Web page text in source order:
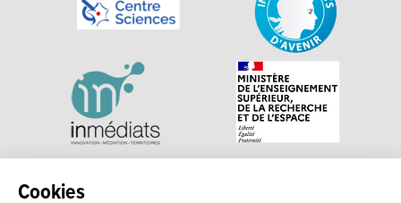
Cookies
Explorer, s’exprimer, rentrer en contact : Echosciences